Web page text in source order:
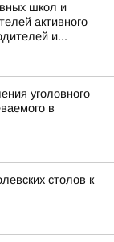
школ и
активного
и...
уголовного
в
столов к